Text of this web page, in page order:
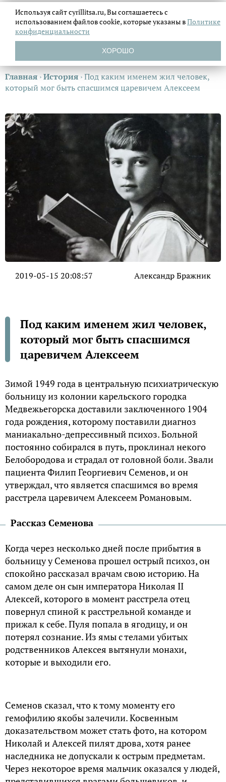
Главная ›История ›Под каким именем жил человек,
который мог быть спасшимся царевичем Алексеем
2019-05-15 20:08:57 Александр Бражник
Под каким именем жил человек,
который мог быть спасшимся
царевичем Алексеем
Зимой 1949 года в центральную психиатрическую
больницу из колонии карельского городка
Медвежьегорска доставили заключенного 1904
года рождения, которому поставили диагноз
маниакально-депрессивный психоз. Больной
постоянно собирался в путь, проклинал некого
Белобородова и страдал от головной боли. Звали
пациента Филип Георгиевич Семенов, и он
утверждал, что является спасшимся во время
расстрела царевичем Алексеем Романовым.
Рассказ Семенова
Когда через несколько дней после прибытия в
больницу у Семенова прошел острый психоз, он
спокойно рассказал врачам свою историю. На
самом деле он сын императора Николая II
Алексей, которого в момент расстрела отец
повернул спиной к расстрельной команде и
прижал к себе. Пуля попала в ягодицу, и он
потерял сознание. Из ямы с телами убитых
родственников Алексея вытянули монахи,
которые и выходили его.
Семенов сказал, что к тому моменту его
гемофилию якобы залечили. Косвенным
доказательством может стать фото, на котором
Николай и Алексей пилят дрова, хотя ранее
наследника не допускали к острым предметам.
Через некоторое время мальчик оказался у людей,
Используя сайт cyrillitsa.ru, Вы соглашаетесь с
использованием файловcookie, которые указаны вПолитике
конфиденциальности
ХОРОШО